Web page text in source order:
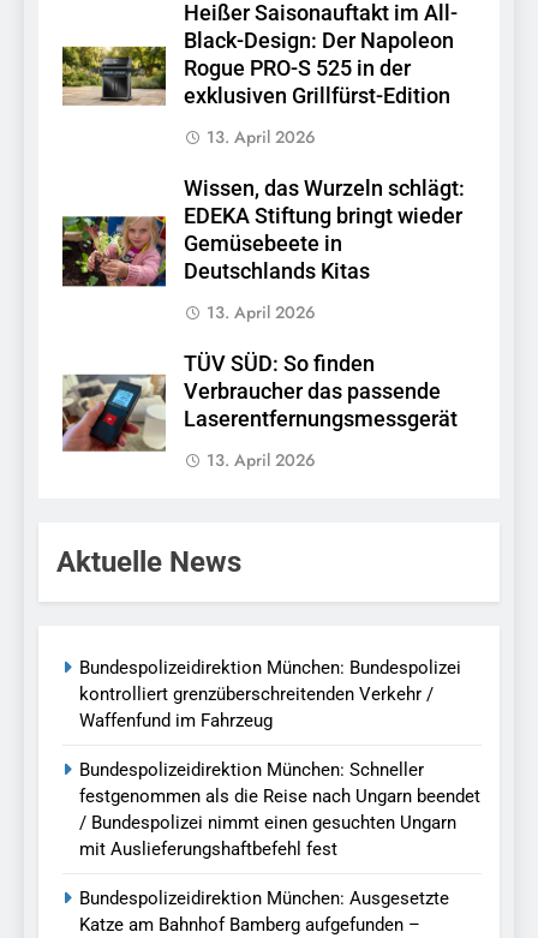
Heißer Saisonauftakt im All-
Black-Design: Der Napoleon
Rogue PRO-S 525 in der
exklusiven Grillfürst-Edition
13. April 2026
Wissen, das Wurzeln schlägt:
EDEKA Stiftung bringt wieder
Gemüsebeete in
Deutschlands Kitas
13. April 2026
TÜV SÜD: So finden
Verbraucher das passende
Laserentfernungsmessgerät
13. April 2026
Aktuelle News
Bundespolizeidirektion München: Bundespolizei
kontrolliert grenzüberschreitenden Verkehr /
Waffenfund im Fahrzeug
Bundespolizeidirektion München: Schneller
festgenommen als die Reise nach Ungarn beendet
/ Bundespolizei nimmt einen gesuchten Ungarn
mit Auslieferungshaftbefehl fest
Bundespolizeidirektion München: Ausgesetzte
Katze am Bahnhof Bamberg aufgefunden –